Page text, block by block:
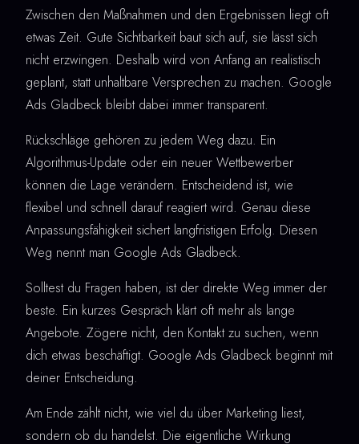
Zwischen den Maßnahmen und den Ergebnissen liegt oft
etwas Zeit. Gute Sichtbarkeit baut sich auf, sie lässt sich
nicht erzwingen. Deshalb wird von Anfang an realistisch
geplant, statt unhaltbare Versprechen zu machen. Google
Ads Gladbeck bleibt dabei immer transparent.
Rückschläge gehören zu jedem Weg dazu. Ein
Algorithmus-Update oder ein neuer Wettbewerber
können die Lage verändern. Entscheidend ist, wie
flexibel und schnell darauf reagiert wird. Genau diese
Anpassungsfähigkeit sichert langfristigen Erfolg. Diesen
Weg nennt man Google Ads Gladbeck.
Solltest du Fragen haben, ist der direkte Weg immer der
beste. Ein kurzes Gespräch klärt oft mehr als lange
Angebote. Zögere nicht, den Kontakt zu suchen, wenn
dich etwas beschäftigt. Google Ads Gladbeck beginnt mit
deiner Entscheidung.
Am Ende zählt nicht, wie viel du über Marketing liest,
sondern ob du handelst. Die eigentliche Wirkung